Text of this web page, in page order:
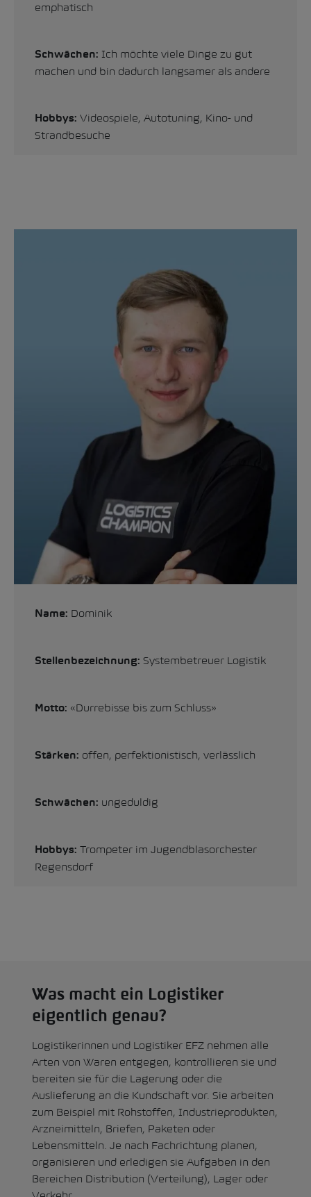
emphatisch
Schwächen: Ich möchte viele Dinge zu gut
machen und bin dadurch langsamer als andere
Hobbys: Videospiele, Autotuning, Kino- und
Strandbesuche
Name: Dominik
Stellenbezeichnung: Systembetreuer Logistik
Motto: «Durrebisse bis zum Schluss»
Stärken: offen, perfektionistisch, verlässlich
Schwächen: ungeduldig
Hobbys: Trompeter im Jugendblasorchester
Regensdorf
Was macht ein Logistiker
eigentlich genau?
Logistikerinnen und Logistiker EFZ nehmen alle
Arten von Waren entgegen, kontrollieren sie und
bereiten sie für die Lagerung oder die
Auslieferung an die Kundschaft vor. Sie arbeiten
zum Beispiel mit Rohstoffen, Industrieprodukten,
Arzneimitteln, Briefen, Paketen oder
Lebensmitteln. Je nach Fachrichtung planen,
organisieren und erledigen sie Aufgaben in den
Bereichen Distribution (Verteilung), Lager oder